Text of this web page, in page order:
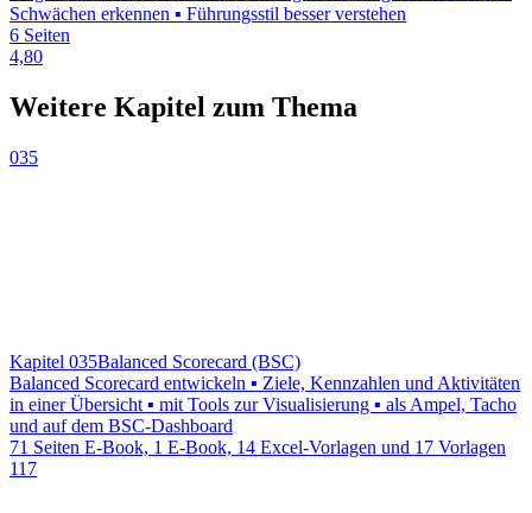
Schwächen erkennen ▪ Führungsstil besser verstehen
6 Seiten
4,80
Weitere Kapitel zum Thema
035
Kapitel 035Balanced Scorecard (BSC)
Balanced Scorecard entwickeln ▪ Ziele, Kennzahlen und Aktivitäten
in einer Übersicht ▪ mit Tools zur Visualisierung ▪ als Ampel, Tacho
und auf dem BSC-Dashboard
71 Seiten E-Book, 1 E-Book, 14 Excel-Vorlagen und 17 Vorlagen
117